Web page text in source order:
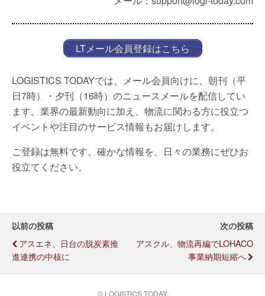
LTメール会員登録はこちら
LOGISTICS TODAYでは、メール会員向けに、朝刊（平
日7時）・夕刊（16時）のニュースメールを配信してい
ます。業界の最新動向に加え、物流に関わる方に役立つ
イベントや注目のサービス情報もお届けします。
ご登録は無料です。確かな情報を、日々の業務にぜひお
役立てください。
以前の投稿
アスエネ、日台の脱炭素推
進連携の中核に
次の投稿
アスクル、物流再編でLOHACO
事業納期短縮へ
© LOGISTICS TODAY